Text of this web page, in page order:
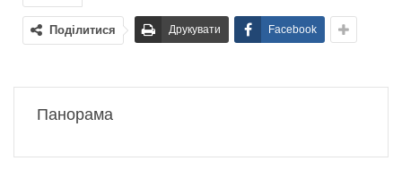
Поділитися Друкувати Facebook
Панорама